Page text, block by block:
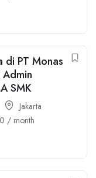
di PT Monas
Admin
SMK
Jakarta
/ month